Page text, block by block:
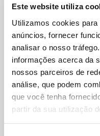
Este website utiliza
Utilizamos cookies
anúncios, fornecer
analisar o nosso
informações acerca da
nossos parceiros de
análise, que podem
que você tenha
partir da sua utilização
Educação
educação
diferenças?
A pulga pode estar
diferença entre
As duas têm o mesmo
diferentes para